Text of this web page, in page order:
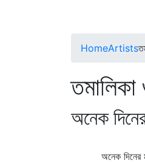
HomeArtists
অনেক
অনেক দিনের